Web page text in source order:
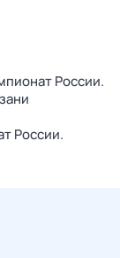
России.
России.